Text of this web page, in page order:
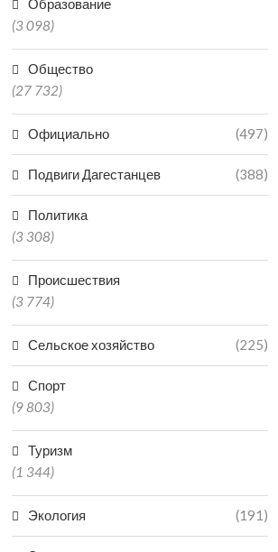
VR-ТЕХНОЛОГИИ
ЗАРАБОТАЛИ В КРЕПОСТИ
НАРЫН-КАЛА В ДАГЕСТАНЕ
06.08.2026
ДАГЕСТАН
Образование
(3 098)
Общество
(27 732)
Официально (497)
Подвиги Дагестанцев (388)
Политика
(3 308)
Происшествия
(3 774)
Сельское хозяйство (225)
Спорт
(9 803)
Туризм
(1 344)
Экология (191)